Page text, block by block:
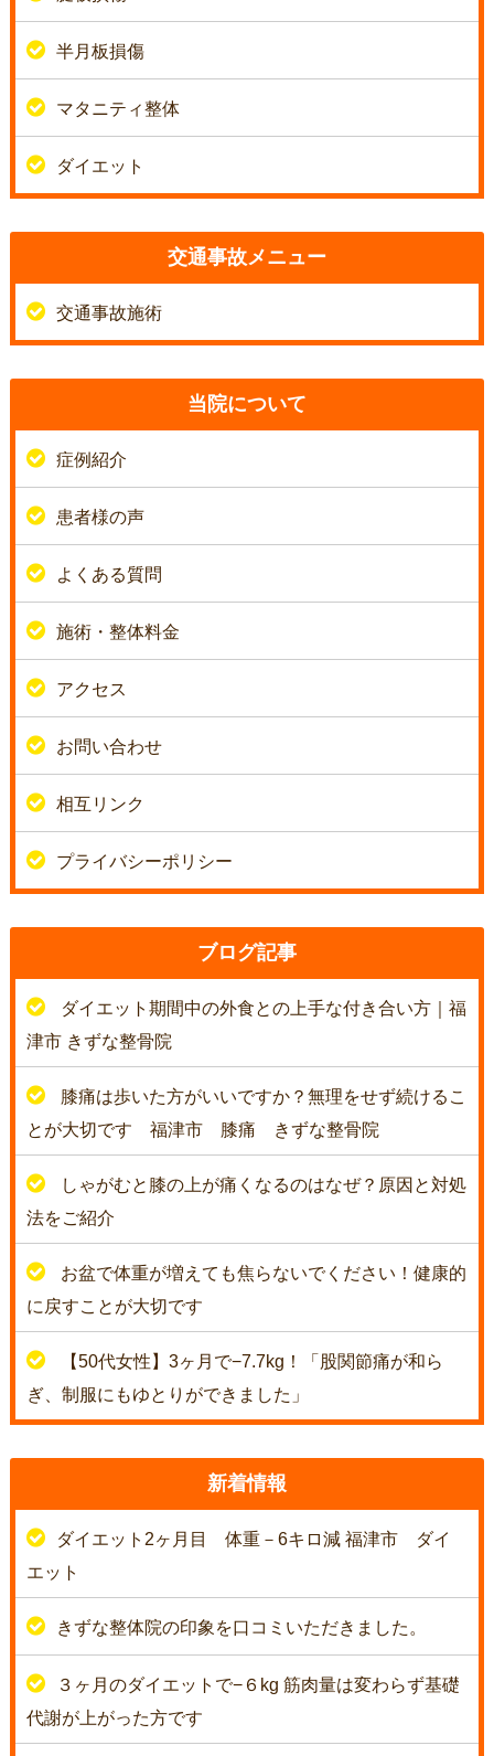
半月板損傷
マタニティ整体
ダイエット
交通事故メニュー
交通事故施術
当院について
症例紹介
患者様の声
よくある質問
施術・整体料金
アクセス
お問い合わせ
相互リンク
プライバシーポリシー
ブログ記事
ダイエット期間中の外食との上手な付き合い方｜福
津市 きずな整骨院
膝痛は歩いた方がいいですか？無理をせず続けるこ
とが大切です 福津市 膝痛 きずな整骨院
しゃがむと膝の上が痛くなるのはなぜ？原因と対処
法をご紹介
お盆で体重が増えても焦らないでください！健康的
に戻すことが大切です
【50代女性】3ヶ月で−7.7kg！「股関節痛が和ら
ぎ、制服にもゆとりができました」
新着情報
ダイエット2ヶ月目 体重－6キロ減 福津市 ダイ
エット
きずな整体院の印象を口コミいただきました。
３ヶ月のダイエットで−６kg 筋肉量は変わらず基礎
代謝が上がった方です